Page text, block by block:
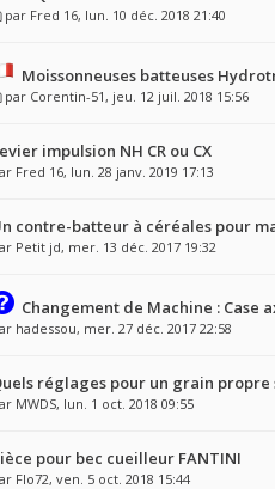
par Fred 16, lun. 10 déc. 2018 21:40
Moissonneuses batteuses
par Corentin-51, jeu. 12 juil. 2018 15:56
impulsion NH CR ou CX
Fred 16, lun. 28 janv. 2019 17:13
contre-batteur à céréales pour
Petit jd, mer. 13 déc. 2017 19:32
Changement de Machine : Case
hadessou, mer. 27 déc. 2017 22:58
réglages pour un grain propre
MWDS, lun. 1 oct. 2018 09:55
pour bec cueilleur FANTINI
Flo72, ven. 5 oct. 2018 15:44